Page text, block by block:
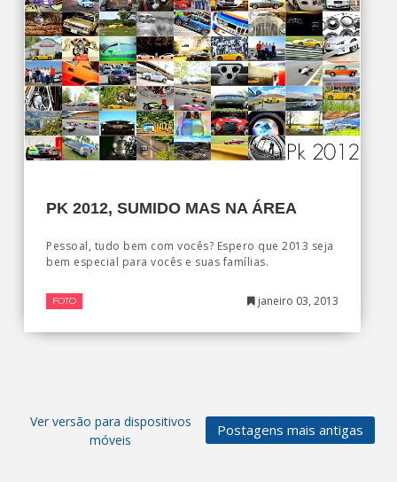
PK 2012, SUMIDO MAS NA ÁREA
Pessoal, tudo bem com vocês? Espero que 2013 seja
bem especial para vocês e suas famílias.
FOTO janeiro 03, 2013
Postagens mais antigas
Ver versão para dispositivos
móveis